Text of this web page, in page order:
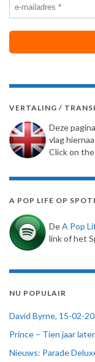
VERTALING /
Deze
vlag
Click on
A POP LIFE OP
DeA Pop
link of het
NU POPULAIR
David Byrne, 15-02-
Prince – Tien jaar
Nieuws: Parade